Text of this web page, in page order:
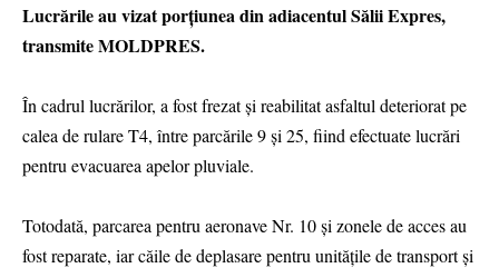
Lucrările au vizat porțiunea din adiacentul Sălii Expres,
transmite MOLDPRES.
În cadrul lucrărilor, a fost frezat și reabilitat asfaltul deteriorat pe
calea de rulare T4, între parcările 9 și 25, fiind efectuate lucrări
pentru evacuarea apelor pluviale.
Totodată, parcarea pentru aeronave Nr. 10 și zonele de acces au
fost reparate, iar căile de deplasare pentru unitățile de transport și